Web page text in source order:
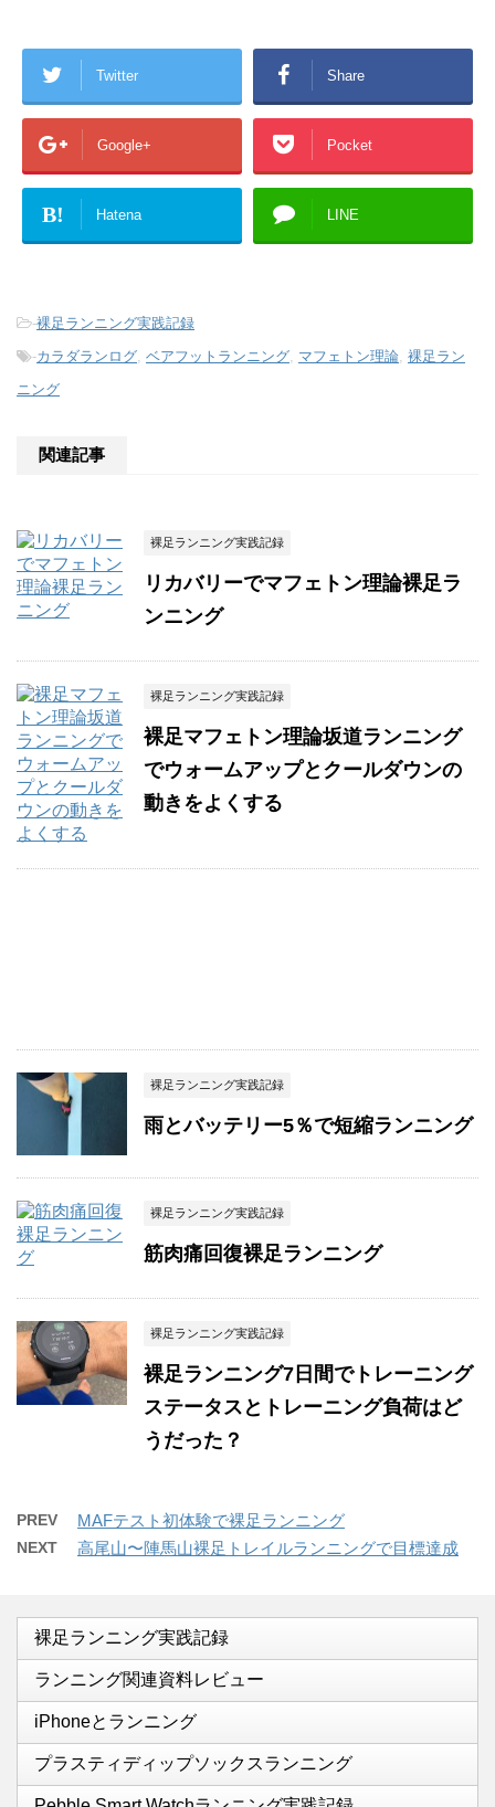
Twitter Share
Google+ Pocket
B! Hatena LINE
-裸足ランニング実践記録
-カラダランログ, ベアフットランニング, マフェトン理論, 裸足ラン
ニング
関連記事
裸足ランニング実践記録
リカバリーでマフェトン理論裸足ラ
ンニング
裸足ランニング実践記録
裸足マフェトン理論坂道ランニング
でウォームアップとクールダウンの
動きをよくする
裸足ランニング実践記録
雨とバッテリー5％で短縮ランニング
裸足ランニング実践記録
筋肉痛回復裸足ランニング
裸足ランニング実践記録
裸足ランニング7日間でトレーニング
ステータスとトレーニング負荷はど
うだった？
PREV MAFテスト初体験で裸足ランニング
NEXT 高尾山〜陣馬山裸足トレイルランニングで目標達成
裸足ランニング実践記録
ランニング関連資料レビュー
iPhoneとランニング
プラスティディップソックスランニング